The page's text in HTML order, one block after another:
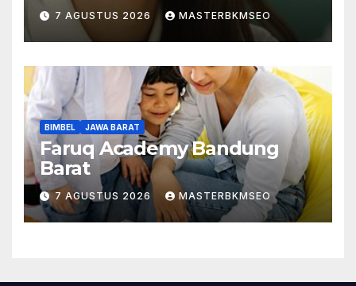
7 AGUSTUS 2026 MASTERBKMSEO
BIMBEL JAWA BARAT
Faruq Academy Bandung
Barat
7 AGUSTUS 2026 MASTERBKMSEO